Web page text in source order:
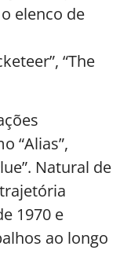
elenco de
“The
“Alias”,
Natural de
1970 e
ao longo